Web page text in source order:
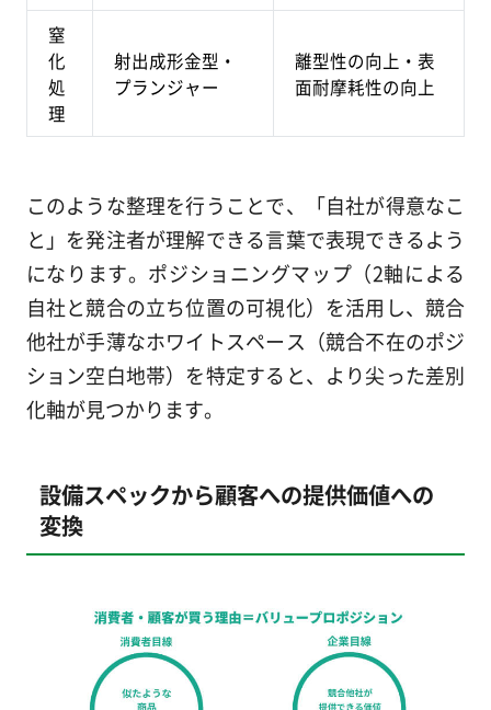
窒
化
処
理
射出成形金型・
プランジャー
離型性の向上・表
面耐摩耗性の向上
このような整理を行うことで、「自社が得意なこ
と」を発注者が理解できる言葉で表現できるよう
になります。ポジショニングマップ（2軸による
自社と競合の立ち位置の可視化）を活用し、競合
他社が手薄なホワイトスペース（競合不在のポジ
ション空白地帯）を特定すると、より尖った差別
化軸が見つかります。
設備スペックから顧客への提供価値への
変換